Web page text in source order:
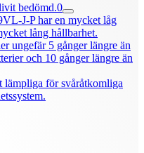
bedömd.0
J-P har en mycket låg
lång hållbarhet.
ungefär 5 gånger längre än
och 10 gånger längre än
lämpliga för svåråtkomliga